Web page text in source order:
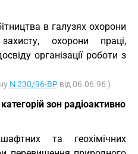
в галузях охорони
охорони праці,
організації роботи з
N 230/96-ВРвід 06.06.96 )
зон радіоактивно
та геохімічних